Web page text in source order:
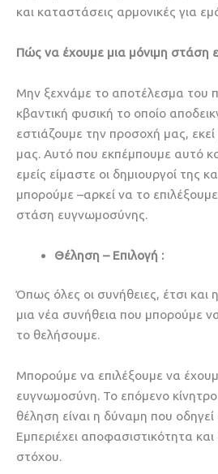
και καταστάσεις αρμονικές για
Πώς να έχουμε μια μόνιμη στάση
Μην ξεχνάμε το αποτέλεσμα του
κβαντική φυσική το οποίο
εστιάζουμε την προσοχή μας, εκεί
μας. Αυτό που εκπέμπουμε αυτό
εμείς είμαστε οι δημιουργοί της
μπορούμε –αρκεί να το
στάση ευγνωμοσύνης.
Θέληση – Επιλογή :
Όπως όλες οι συνήθειες, έτσι και
μια νέα συνήθεια που μπορούμε
το θελήσουμε.
Μπορούμε να επιλέξουμε να
ευγνωμοσύνη. Το επόμενο
θέληση είναι η δύναμη που
Εμπεριέχει αποφασιστικότητα
στόχου.